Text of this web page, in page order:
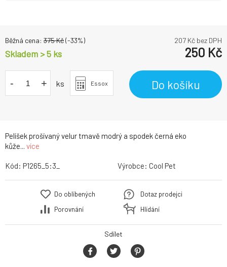
Pelíšek prošívaný velur tmavě modrý a spodek černá eko
kůže... více
Běžná cena: 375Kč(-33%) 207 Kč bez DPH
Skladem > 5 ks 250 Kč
- + ks Essox Do košíku
Kód: P1265_5:3_ Výrobce: Cool Pet
Do oblíbených
Porovnání
Dotaz prodejci
Hlídání
Sdílet